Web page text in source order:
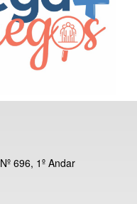
696, 1º Andar